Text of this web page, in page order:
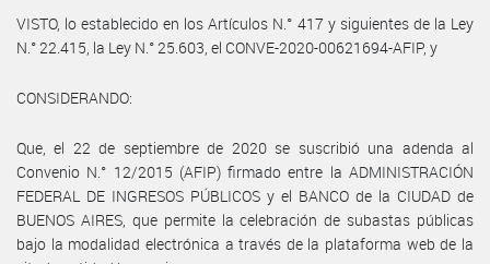
VISTO, lo establecido en los Artículos N.° 417 y siguientes de la Ley
N.° 22.415, la Ley N.° 25.603, el CONVE-2020-00621694-AFIP, y
CONSIDERANDO:
Que, el 22 de septiembre de 2020 se suscribió una adenda al
Convenio N.° 12/2015 (AFIP) firmado entre la ADMINISTRACIÓN
FEDERAL DE INGRESOS PÚBLICOS y el BANCO de la CIUDAD de
BUENOS AIRES, que permite la celebración de subastas públicas
bajo la modalidad electrónica a través de la plataforma web de la